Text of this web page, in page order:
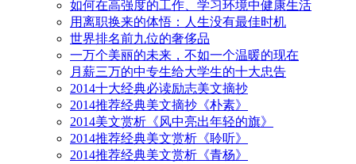
如何在高强度的工作、学习环境中健康生活
用离职换来的体悟：人生没有最佳时机
世界排名前九位的奢侈品
一万个美丽的未来，不如一个温暖的现在
月薪三万的中专生给大学生的十大忠告
2014十大经典必读励志美文摘抄
2014推荐经典美文摘抄《朴素》
2014美文赏析《风中亮出年轻的旗》
2014推荐经典美文赏析《聆听》
2014推荐经典美文赏析《青杨》